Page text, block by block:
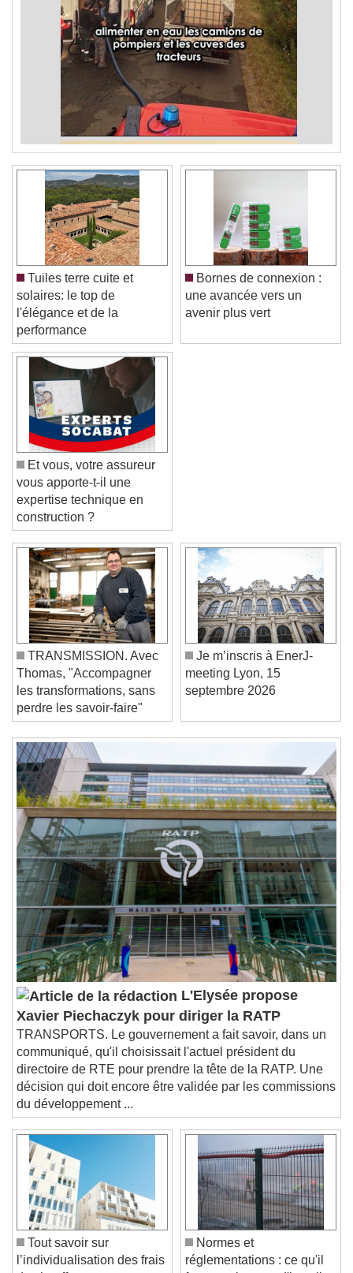
Video Player is loading.
Play Video
Play
Skip Backward
Skip Forward
Unmute
Current Time 0:00
/
Duration-:-
Loaded:0%
Seek to live, currently behind liveLIVE
Remaining Time
1x
Playback Rate
Chapters
Chapters
Descriptions
descriptions off , selected
Subtitles
subtitles settings, opens subtitles
settings dialog
subtitles off, selected
Audio Track
Picture-in-Picture
Fullscreen
This is a modal window.
Beginning of dialog window. Escape will cancel
and close the window.
Text
Color Opacity
Text Background
Color
Caption Area Background
Color
Font Size
Tuiles terre cuite et
solaires: le top de
l'élégance et de la
performance
Bornes de connexion :
une avancée vers un
Et vous, votre assureur
vous apporte-t-il une
expertise technique en
construction ?
TRANSMISSION. Avec
Thomas, "Accompagner
les transformations, sans
perdre les savoir-faire"
Je m’inscris à EnerJ-
meeting Lyon, 15
L'Elysée propose
Xavier Piechaczyk pour diriger la RATP
TRANSPORTS. Le gouvernement a fait savoir, dans un
communiqué, qu'il choisissait l'actuel président du
directoire de RTE pour prendre la tête de la RATP. Une
décision qui doit encore être validée par les commissions
du développement ...
Tout savoir sur
Normes et